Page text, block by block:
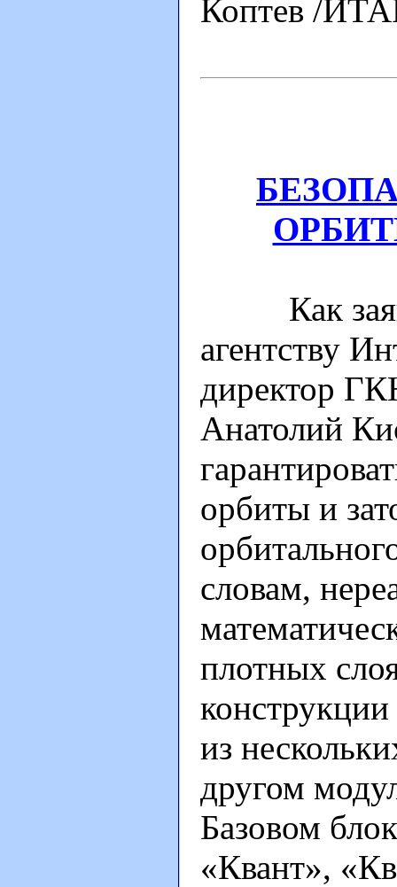
Коптев /
Как
агентству
директор
Анатолий
орбиты и
словам,
плотных
из
другом
Базовом
«Квант»,